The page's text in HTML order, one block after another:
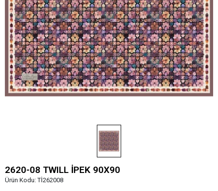
2620-08 TWILL İPEK 90X90
Ürün Kodu:Tİ262008